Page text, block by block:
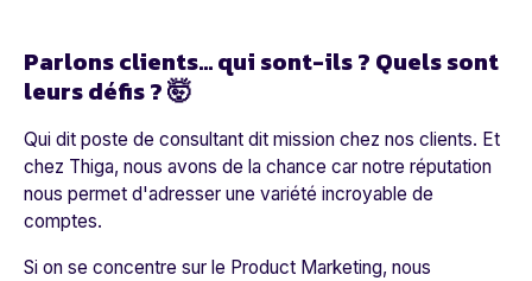
Parlons clients... qui sont-ils ? Quels sont
leurs défis ? 🤯
Qui dit poste de consultant dit mission chez nos clients. Et
chez Thiga, nous avons de la chance car notre réputation
nous permet d'adresser une variété incroyable de
comptes.
Si on se concentre sur le Product Marketing, nous